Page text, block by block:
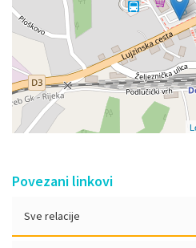
Povezani linkovi
Sve relacije